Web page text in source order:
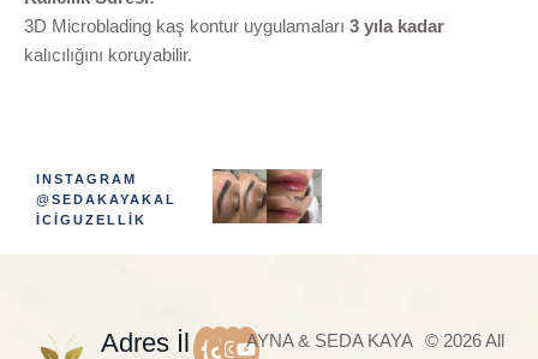
3D Microblading kaş kontur uygulamaları 3 yıla kadar
kalıcılığını koruyabilir.
INSTAGRAM
@SEDAKAYAKAL
ICIGUZELLIK
Adres İl
AYNA & SEDA KAYA
© 2026 All